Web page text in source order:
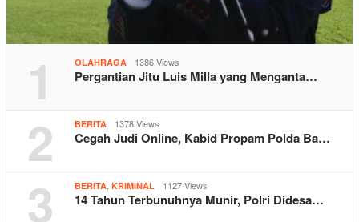
1 OLAHRAGA 1386 Views
Pergantian Jitu Luis Milla yang Menganta…
2 BERITA 1378 Views
Cegah Judi Online, Kabid Propam Polda Ba…
3 BERITA KRIMINAL 1127 Views
14 Tahun Terbunuhnya Munir, Polri Didesa…